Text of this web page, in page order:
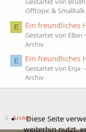
Offtopic & Smalltalk
E Ein freundliches
Gestartet von Elbin
Archiv
E Ein freundliches
Gestartet von Enja
Archiv
ArchivDiese Seite
weiterhin nutzt,